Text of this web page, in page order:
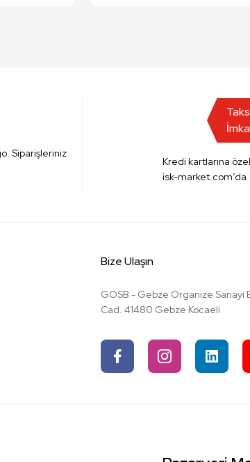
Siparişleriniz
Kredi kartlarına
isk-market.com’da
Bize Ulaşın
GOSB - Gebze Organize Sanayi
Cad. 41480 Gebze Kocaeli